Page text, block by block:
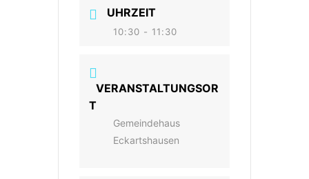
UHRZEIT
10:30 - 11:30
VERANSTALTUNGSOR
T
Gemeindehaus
Eckartshausen